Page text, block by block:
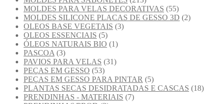
MOLDES PARA VELAS DECORATIVAS (55)
MOLDES SILICONE PLACAS DE GESSO 3D (2)
OLEOS BASE VEGETAIS (3)
OLEOS ESSENCIAIS (5)
ÓLEOS NATURAIS BIO (1)
PASCOA (3)
PAVIOS PARA VELAS (31)
PEÇAS EM GESSO (53)
PEÇAS EM GESSO PARA PINTAR (5)
PLANTAS SECAS DESIDRATADAS E CASCAS (18)
PRENDINHAS - MATERIAIS (7)